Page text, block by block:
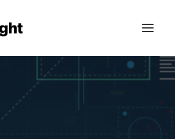
PROJETS XR
LE STUDIO